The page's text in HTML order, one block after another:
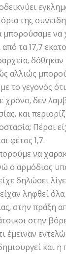
της
μπορούσαμε να
από τα 17,7
δόθηκαν
αλλιώς
το γεγονός
χρόνο, δεν
και
Πέρσι
φέτος 1,7.
να
ο αρμόδιος
δηλώσει
ληφθεί
στην πράξη
στην
έμειναν
και η